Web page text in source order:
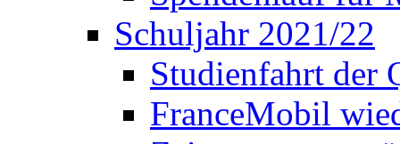
Schuljahr 2021/22
Studienfahrt der
FranceMobil